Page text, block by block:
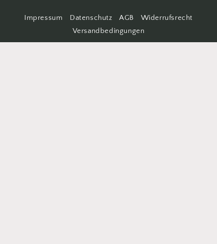
Impressum Datenschutz AGB
Widerrufsrecht
Versandbedingungen